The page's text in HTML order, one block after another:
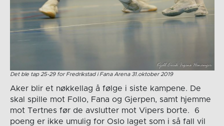
Det ble tap 25-29 for Fredrikstad i Fana Arena 31.oktober 2019
Aker blir et nøkkellag å følge i siste kampene. De
skal spille mot Follo, Fana og Gjerpen, samt hjemme
mot Tertnes før de avslutter mot Vipers borte. 6
poeng er ikke umulig for Oslo laget som i så fall vil